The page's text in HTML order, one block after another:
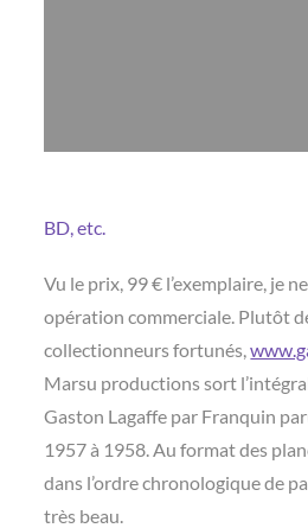
BD, etc.
Vu le prix, 99 € l’exemplaire, je
opération commerciale. Plutôt
collectionneurs fortunés,
Marsu productions sort
Gaston Lagaffe par Franquin
1957 à 1958. Au format des
dans l’ordre chronologique de
très beau.